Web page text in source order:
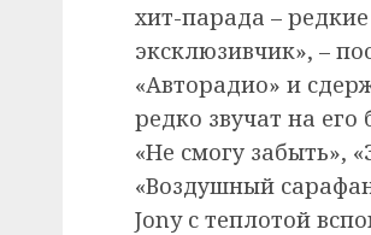
хит-парада –
эксклюзивчик», –
«Авторадио» и
редко звучат на
«Не смогу забыть»,
«Воздушный
Jony с теплотой